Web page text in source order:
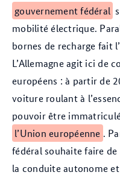
gouvernement fédéral
mobilité électrique.
bornes de recharge fait
L’Allemagne agit ici de
européens : à partir de
voiture roulant à
pouvoir être
l’Union européenne .
fédéral souhaite faire de
la conduite autonome